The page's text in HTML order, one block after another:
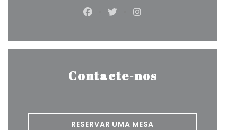
Facebook ((abre numa nova
Twitter ((abre numa
Instagram ((abre
Contacte-nos
RESERVAR UMA MESA